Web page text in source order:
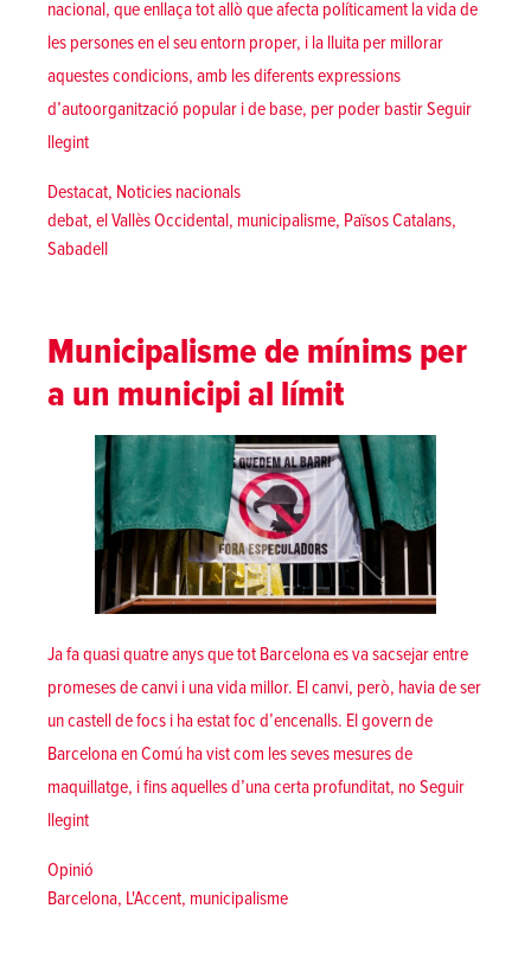
nacional, que enllaça tot allò que afecta políticament la vida de
les persones en el seu entorn proper, i la lluita per millorar
aquestes condicions, amb les diferents expressions
d’autoorganització popular i de base, per poder bastirSeguir
llegint«El municipalisme d’unitat popular | Jornades de debat
Posted in
Destacat, Noticies nacionals
Tags:
debat, el Vallès Occidental, municipalisme, Països Catalans,
Sabadell
Municipalisme de mínims per
a un municipi al límit
Ja fa quasi quatre anys que tot Barcelona es va sacsejar entre
promeses de canvi i una vida millor. El canvi, però, havia de ser
un castell de focs i ha estat foc d’encenalls. El govern de
Barcelona en Comú ha vist com les seves mesures de
maquillatge, i fins aquelles d’una certa profunditat, no Seguir
llegint«Municipalisme de mínims per a un municipi al límit»
Posted in
Opinió
Tags:
Barcelona, L'Accent, municipalisme